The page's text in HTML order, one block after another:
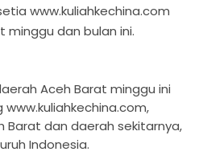
www.kuliahkechina.com
minggu dan bulan ini.
Aceh Barat minggu ini
Barat dan daerah sekitarnya,
Indonesia.